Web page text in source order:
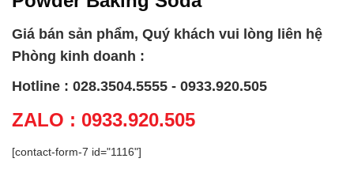
Giá bán sản phẩm, Quý khách vui lòng liên hệ
Phòng kinh doanh :
Hotline : 028.3504.5555 - 0933.920.505
ZALO : 0933.920.505
[contact-form-7 id="1116"]